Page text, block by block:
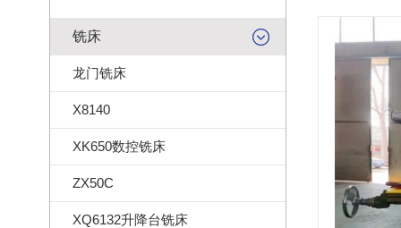
铣床
龙门铣床
X8140
XK650数控铣床
ZX50C
XQ6132升降台铣床